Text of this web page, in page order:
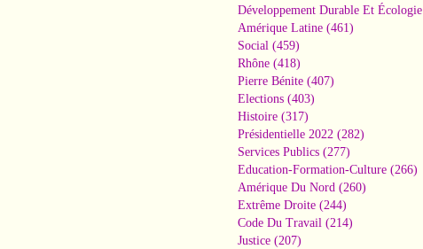
Développement Durable Et Écologie
Amérique Latine (461)
Social (459)
Rhône (418)
Pierre Bénite (407)
Elections (403)
Histoire (317)
Présidentielle 2022 (282)
Services Publics (277)
Education-Formation-Culture (266)
Amérique Du Nord (260)
Extrême Droite (244)
Code Du Travail (214)
Justice (207)